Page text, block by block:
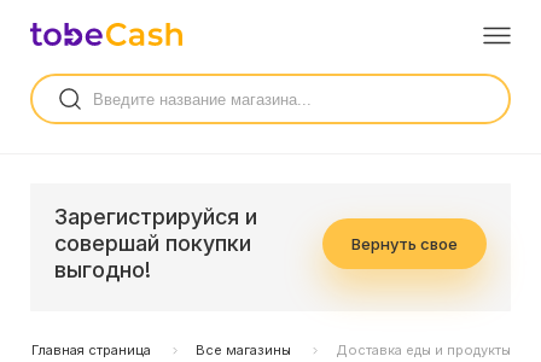
Зарегистрируйся и
совершай покупки
выгодно!
Вернуть свое
Главная страница Все магазины Доставка еды и продукты